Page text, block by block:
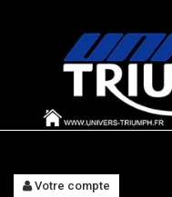
Votre compte